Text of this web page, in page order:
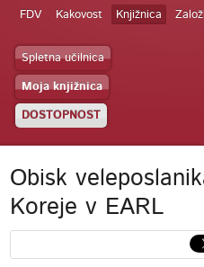
FDV Kakovost Knjižnica
Spletna učilnica
Moja knjižnica
DOSTOPNOST
Obisk
Koreje v EARL